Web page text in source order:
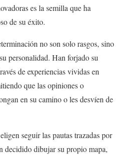
es la semilla que ha
de su éxito.
no son solo rasgos, sino
personalidad. Han forjado su
de experiencias vividas en
que las opiniones o
en su camino o les desvíen de
seguir las pautas trazadas por
decidido dibujar su propio mapa,